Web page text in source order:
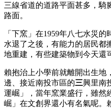
三線省道的道路平面甚多，騎
路面。
「下窯」在1959年八七水災
水退了之後，有能力的居民都
地重建，有些建築物到今天還
賴抱治上小學前就離開出生地
邊、接近南投市區的三興里南
運崛」，當年窯業盛行，雖然
崛」在文創界還小有名氣呢。